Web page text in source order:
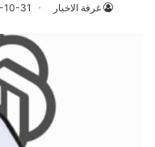
غرفة الاخبار 10-31